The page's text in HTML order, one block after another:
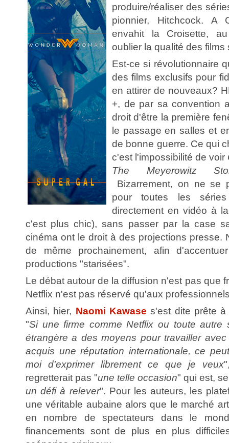
produire/réaliser des
pionnier, Hitchcock. A
envahit la Croisette,
oublier la qualité des films
Est-ce si révolutionnaire
des films exclusifs pour
en attirer de nouveaux?
+, de par sa convention
droit d'être la première
le passage en salles et
de bonne guerre. Ce qui
c'est l'impossibilité de voir
The Meyerowitz
Bizarrement, on ne se
pour toutes les
directement en vidéo à
c'est plus chic), sans passer par la case
cinéma ont le droit à des projections presse.
de même prochainement, afin
productions "starisées".
Le débat autour de la diffusion n'est pas que
Netflix n'est pas réservé qu'aux
Ainsi, hier, Naomi Kawase s'est dite prête à
"Si une firme comme Netflix ou toute autre
étrangère a des moyens pour travailler
acquis une réputation internationale, ce
moi d'exprimer librement ce que je veux
regretterait pas "une telle occasion" qui est,
un défi à relever". Pour les auteurs, les
une véritable aubaine alors que le marché
en nombre de spectateurs dans le
financements sont de plus en plus